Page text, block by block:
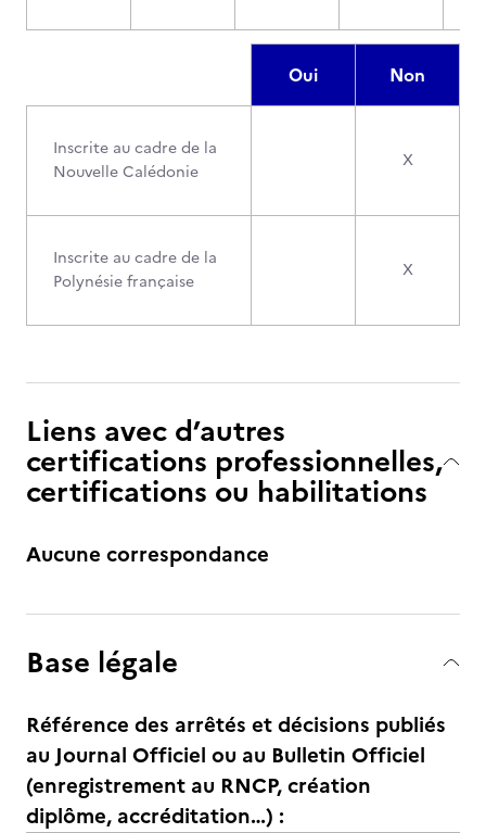
Oui Non
Inscrite au cadre de la
Nouvelle Calédonie
X
Inscrite au cadre de la
Polynésie française
X
Liens avec d’autres
certifications professionnelles,
certifications ou habilitations
Aucune correspondance
Base légale
Référence des arrêtés et décisions publiés
au Journal Officiel ou au Bulletin Officiel
(enregistrement au RNCP, création
diplôme, accréditation…) :